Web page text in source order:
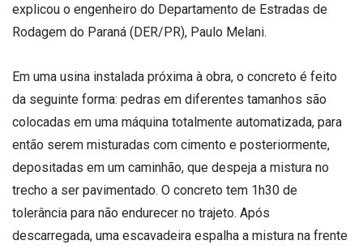
explicou o engenheiro do Departamento de Estradas de
Rodagem do Paraná (DER/PR), Paulo Melani.
Em uma usina instalada próxima à obra, o concreto é feito
da seguinte forma: pedras em diferentes tamanhos são
colocadas em uma máquina totalmente automatizada, para
então serem misturadas com cimento e posteriormente,
depositadas em um caminhão, que despeja a mistura no
trecho a ser pavimentado. O concreto tem 1h30 de
tolerância para não endurecer no trajeto. Após
descarregada, uma escavadeira espalha a mistura na frente